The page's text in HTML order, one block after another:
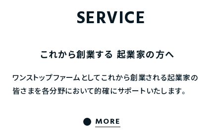
SERVICE
これから創業する 起業家の方へ
ワンストップファームとしてこれから創業される起業家の
皆さまを各分野において的確にサポートいたします。
MORE